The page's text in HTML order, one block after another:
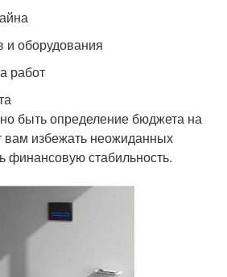
оборудования
работ
быть определение бюджета на
избежать неожиданных
финансовую стабильность.